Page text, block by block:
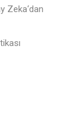
Zeka‘dan